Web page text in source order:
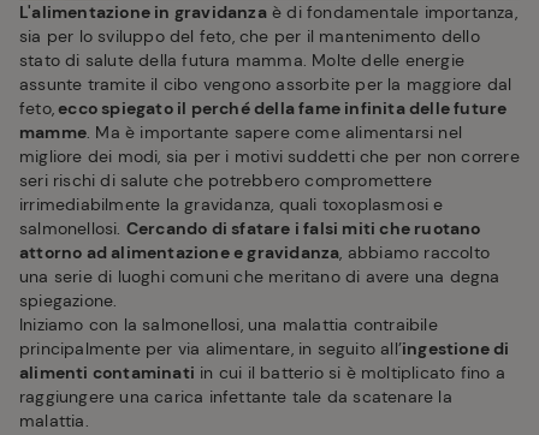
L'alimentazione in gravidanzaè di fondamentale importanza,
sia per lo sviluppo del feto, che per il mantenimento dello
stato di salute della futura mamma. Molte delle energie
assunte tramite il cibo vengono assorbite per la maggiore dal
feto,ecco spiegato il perché della fame infinita delle future
mamme. Ma è importante sapere come alimentarsi nel
migliore dei modi, sia per i motivi suddetti che per non correre
seri rischi di salute che potrebbero compromettere
irrimediabilmente la gravidanza, quali toxoplasmosi e
salmonellosi. Cercando di sfatare i falsi miti che ruotano
attorno ad alimentazione e gravidanza, abbiamo raccolto
una serie di luoghi comuni che meritano di avere una degna
spiegazione.
Iniziamo con la salmonellosi, una malattia contraibile
principalmente per via alimentare, in seguito all’ingestione di
alimenti contaminati in cui il batterio si è moltiplicato fino a
raggiungere una carica infettante tale da scatenare la
malattia.